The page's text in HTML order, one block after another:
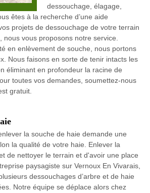
dessouchage, élagage,
êtes à la recherche d’une aide
projets de dessouchage de votre terrain
nous vous proposons notre service.
en enlèvement de souche, nous portons
Nous faisons en sorte de tenir intacts les
éliminant en profondeur la racine de
toutes vos demandes, soumettez-nous
gratuit.
la souche de haie demande une
la qualité de votre haie. Enlever la
de nettoyer le terrain et d'avoir une place
paysagiste sur Vernoux En Vivarais,
dessouchages d’arbre et de haie
Notre équipe se déplace alors chez